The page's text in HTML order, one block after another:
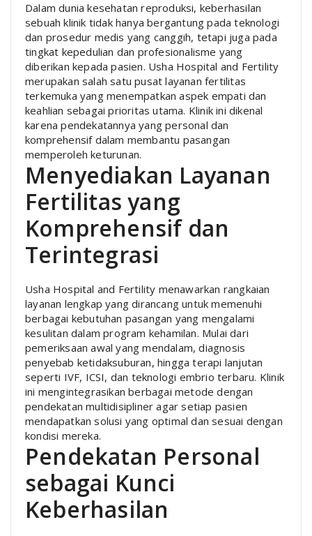
Dalam dunia kesehatan reproduksi, keberhasilan
sebuah klinik tidak hanya bergantung pada teknologi
dan prosedur medis yang canggih, tetapi juga pada
tingkat kepedulian dan profesionalisme yang
diberikan kepada pasien. Usha Hospital and Fertility
merupakan salah satu pusat layanan fertilitas
terkemuka yang menempatkan aspek empati dan
keahlian sebagai prioritas utama. Klinik ini dikenal
karena pendekatannya yang personal dan
komprehensif dalam membantu pasangan
memperoleh keturunan.
Menyediakan Layanan
Fertilitas yang
Komprehensif dan
Terintegrasi
Usha Hospital and Fertility menawarkan rangkaian
layanan lengkap yang dirancang untuk memenuhi
berbagai kebutuhan pasangan yang mengalami
kesulitan dalam program kehamilan. Mulai dari
pemeriksaan awal yang mendalam, diagnosis
penyebab ketidaksuburan, hingga terapi lanjutan
seperti IVF, ICSI, dan teknologi embrio terbaru. Klinik
ini mengintegrasikan berbagai metode dengan
pendekatan multidisipliner agar setiap pasien
mendapatkan solusi yang optimal dan sesuai dengan
kondisi mereka.
Pendekatan Personal
sebagai Kunci
Keberhasilan